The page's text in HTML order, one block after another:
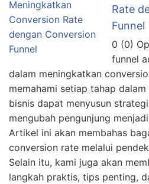
Rate
Funnel
0 (0)
funnel
dalam meningkatkan
memahami setiap tahap
bisnis dapat menyusun
mengubah pengunjung
Artikel ini akan membahas
conversion rate melalui
Selain itu, kami juga akan
langkah praktis, tips penting,